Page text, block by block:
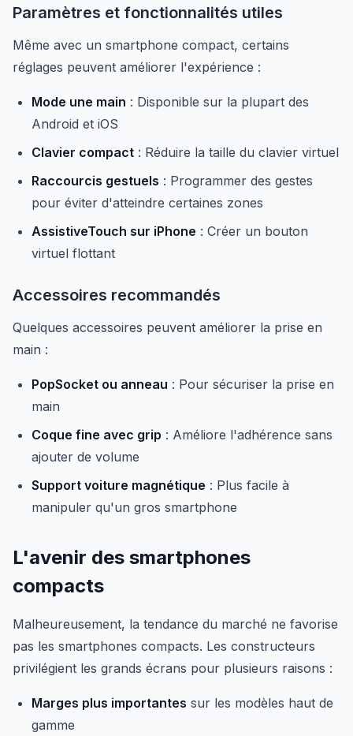
Paramètres et fonctionnalités utiles
Même avec un smartphone compact, certains
réglages peuvent améliorer l'expérience :
Mode une main : Disponible sur la plupart des
Android et iOS
Clavier compact : Réduire la taille du clavier virtuel
Raccourcis gestuels : Programmer des gestes
pour éviter d'atteindre certaines zones
AssistiveTouch sur iPhone : Créer un bouton
virtuel flottant
Accessoires recommandés
Quelques accessoires peuvent améliorer la prise en
main :
PopSocket ou anneau : Pour sécuriser la prise en
main
Coque fine avec grip : Améliore l'adhérence sans
ajouter de volume
Support voiture magnétique : Plus facile à
manipuler qu'un gros smartphone
L'avenir des smartphones
compacts
Malheureusement, la tendance du marché ne favorise
pas les smartphones compacts. Les constructeurs
privilégient les grands écrans pour plusieurs raisons :
Marges plus importantes sur les modèles haut de
gamme